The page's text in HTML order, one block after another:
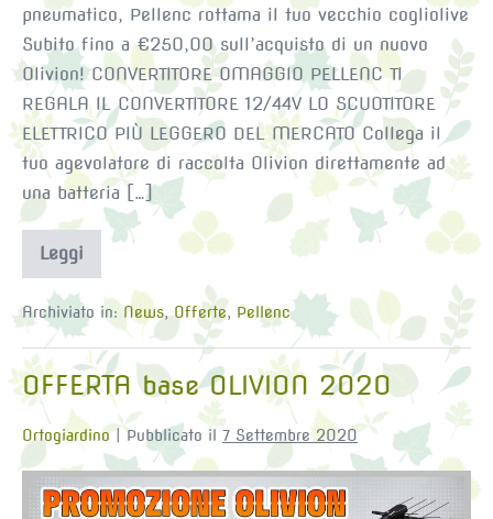
pneumatico, Pellenc rottama il tuo vecchio cogliolive
Subito fino a €250,00 sull’acquisto di un nuovo
Olivion! CONVERTITORE OMAGGIO PELLENC TI
REGALA IL CONVERTITORE 12/44V LO SCUOTITORE
ELETTRICO PIÙ LEGGERO DEL MERCATO Collega il
tuo agevolatore di raccolta Olivion direttamente ad
una batteria […]
Leggi
OFFERTA
ROTTAMAZIONE
OLIVION
2020
Archiviato in: News,Offerte, Pellenc
OFFERTA base OLIVION 2020
Ortogiardino|Pubblicato il 7 Settembre 2020
OFFERTA
base